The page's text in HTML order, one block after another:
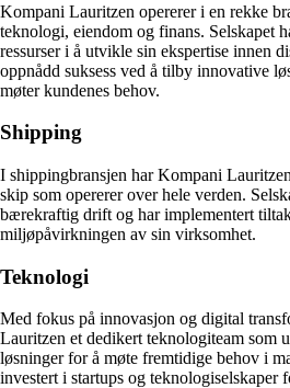
Kompani Lauritzen opererer i en rekke
teknologi, eiendom og finans. Selskapet
ressurser i å utvikle sin ekspertise innen
oppnådd suksess ved å tilby innovative
møter kundenes behov.
Shipping
I shippingbransjen har Kompani
skip som opererer over hele verden.
bærekraftig drift og har implementert
miljøpåvirkningen av sin virksomhet.
Teknologi
Med fokus på innovasjon og digital
Lauritzen et dedikert teknologiteam som
løsninger for å møte fremtidige behov i
investert i startups og teknologiselskaper